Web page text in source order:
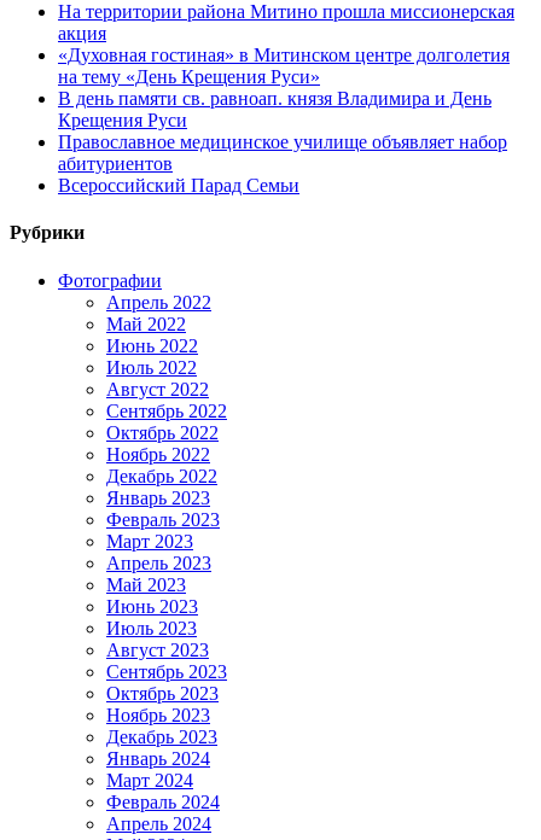
На территории района Митино прошла миссионерская
акция
«Духовная гостиная» в Митинском центре долголетия
на тему «День Крещения Руси»
В день памяти св. равноап. князя Владимира и День
Крещения Руси
Православное медицинское училище объявляет набор
абитуриентов
Всероссийский Парад Семьи
Рубрики
Фотографии
Апрель 2022
Май 2022
Июнь 2022
Июль 2022
Август 2022
Сентябрь 2022
Октябрь 2022
Ноябрь 2022
Декабрь 2022
Январь 2023
Февраль 2023
Март 2023
Апрель 2023
Май 2023
Июнь 2023
Июль 2023
Август 2023
Сентябрь 2023
Октябрь 2023
Ноябрь 2023
Декабрь 2023
Январь 2024
Март 2024
Февраль 2024
Апрель 2024